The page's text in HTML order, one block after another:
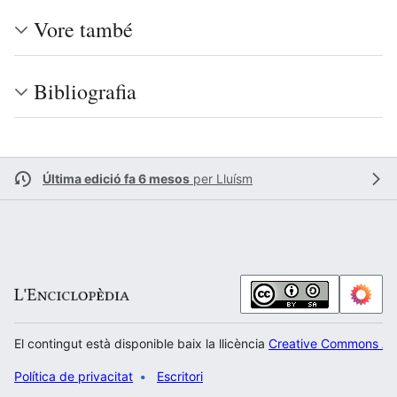
Vore també
Bibliografia
Última edició fa 6 mesos per Lluísm
El contingut està disponible baix la llicència Creative Commons
Política de privacitat Escritori